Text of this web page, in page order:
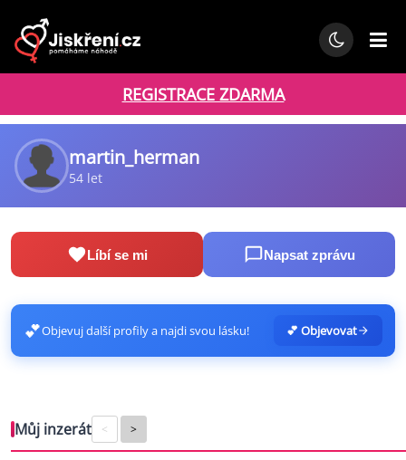
REGISTRACE ZDARMA
martin_herman
54 let
Líbí se mi Napsat zprávu
💕Objevuj další profily a najdi svou lásku! 💕 Objevovat
Můj inzerát < >